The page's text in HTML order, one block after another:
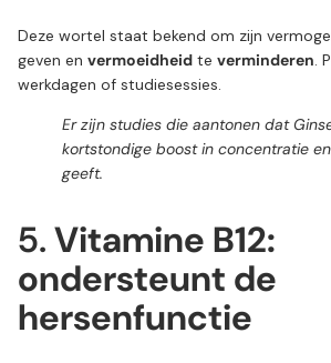
Deze wortel staat bekend om zijn
geven en vermoeidheid te verminderen.
werkdagen of studiesessies.
Er zijn studies die aantonen dat
kortstondige boost in concentratie
geeft.
5.Vitamine B12:
ondersteunt de
hersenfunctie